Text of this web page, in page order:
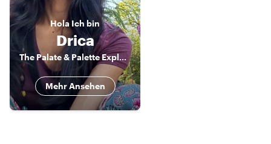
Hola Ich bin
Drica
The Palate & Palette Explorer
Mehr Ansehen